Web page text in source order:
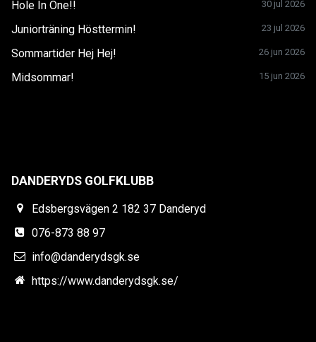
Hole In One!! 30 jul 2026
Juniorträning Hösttermin! 23 jul 2026
Sommartider Hej Hej! 26 jun 2026
Midsommar! 15 jun 2026
DANDERYDS GOLFKLUBB
Edsbergsvägen 2 182 37 Danderyd
076-873 88 97
info@danderydsgk.se
https://www.danderydsgk.se/